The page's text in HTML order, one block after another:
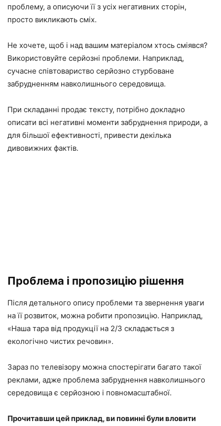
проблему, а описуючи її з усіх негативних сторін,
просто викликають сміх.
Не хочете, щоб і над вашим матеріалом хтось сміявся?
Використовуйте серйозні проблеми. Наприклад,
сучасне співтовариство серйозно стурбоване
забрудненням навколишнього середовища.
При складанні продає тексту, потрібно докладно
описати всі негативні моменти забруднення природи, а
для більшої ефективності, привести декілька
дивовижних фактів.
Проблема і пропозицію рішення
Після детального опису проблеми та звернення уваги
на її розвиток, можна робити пропозицію. Наприклад,
«Наша тара від продукції на 2/3 складається з
екологічно чистих речовин».
Зараз по телевізору можна спостерігати багато такої
реклами, адже проблема забруднення навколишнього
середовища є серйозною і повномасштабної.
Прочитавши цей приклад, ви повинні були вловити